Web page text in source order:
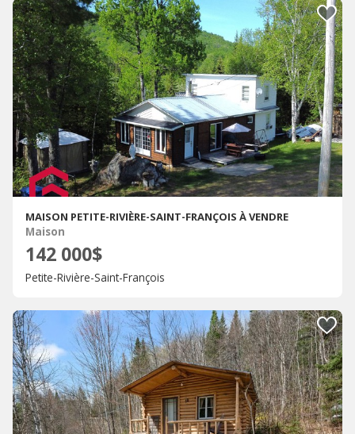
MAISON PETITE-RIVIÈRE-SAINT-FRANÇOIS À VENDRE
Maison
142 000$
Petite-Rivière-Saint-François